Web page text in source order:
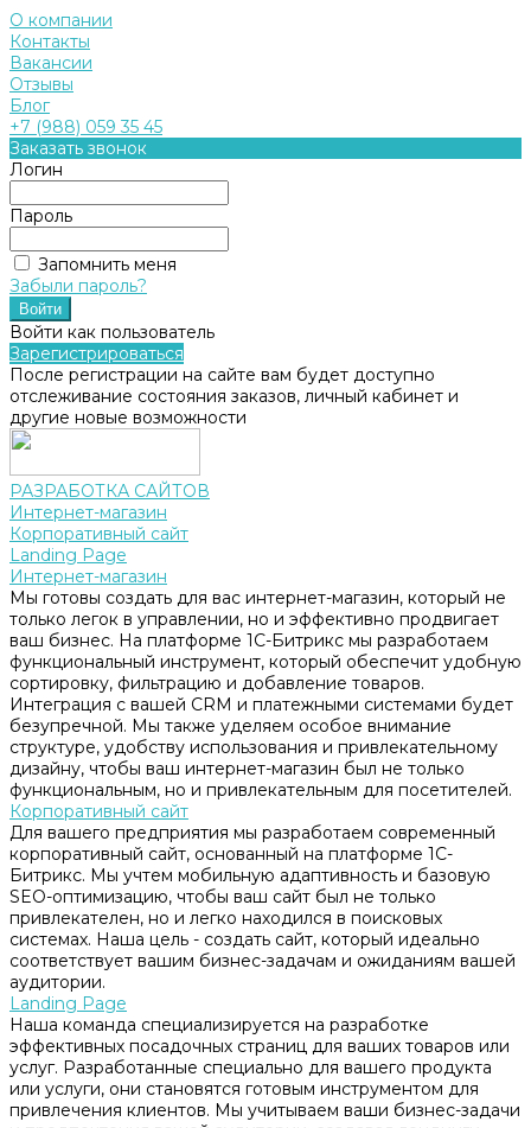
О компании
Контакты
Вакансии
Отзывы
Блог
+7 (988) 059 35 45
Заказать звонок
Логин
Пароль
Запомнить меня
Забыли пароль?
Войти как пользователь
Зарегистрироваться
После регистрации на сайте вам будет доступно
отслеживание состояния заказов, личный кабинет и
другие новые возможности
РАЗРАБОТКА САЙТОВ
Интернет-магазин
Корпоративный сайт
Landing Page
Интернет-магазин
Мы готовы создать для вас интернет-магазин, который не
только легок в управлении, но и эффективно продвигает
ваш бизнес. На платформе 1С-Битрикс мы разработаем
функциональный инструмент, который обеспечит удобную
сортировку, фильтрацию и добавление товаров.
Интеграция с вашей CRM и платежными системами будет
безупречной. Мы также уделяем особое внимание
структуре, удобству использования и привлекательному
дизайну, чтобы ваш интернет-магазин был не только
функциональным, но и привлекательным для посетителей.
Корпоративный сайт
Для вашего предприятия мы разработаем современный
корпоративный сайт, основанный на платформе 1С-
Битрикс. Мы учтем мобильную адаптивность и базовую
SEO-оптимизацию, чтобы ваш сайт был не только
привлекателен, но и легко находился в поисковых
системах. Наша цель - создать сайт, который идеально
соответствует вашим бизнес-задачам и ожиданиям вашей
аудитории.
Landing Page
Наша команда специализируется на разработке
эффективных посадочных страниц для ваших товаров или
услуг. Разработанные специально для вашего продукта
или услуги, они становятся готовым инструментом для
привлечения клиентов. Мы учитываем ваши бизнес-задачи